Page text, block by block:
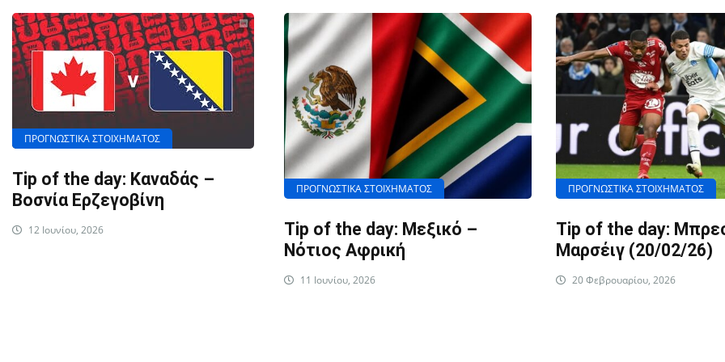
ΠΡΟΓΝΩΣΤΙΚΑ ΣΤΟΙΧΗΜΑΤΟΣ
Tip of the day: Καναδάς –
Βοσνία Ερζεγοβίνη
12 Ιουνίου, 2026
ΠΡΟΓΝΩΣΤΙΚΑ ΣΤΟΙΧΗΜΑΤΟΣ
Tip of the day: Μεξικό –
Νότιος Αφρική
11 Ιουνίου, 2026
ΠΡΟΓΝΩΣΤΙΚΑ ΣΤΟΙΧΗΜΑΤΟΣ
Tip of the day:
Μαρσέιγ (20/02/26)
20 Φεβρουαρίου, 2026